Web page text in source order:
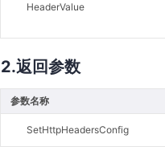
HeaderValue
返回参数
参数名称
SetHttpHeadersConfig